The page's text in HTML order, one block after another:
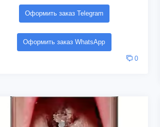
Оформить заказ Telegram
Оформить заказ WhatsApp
0